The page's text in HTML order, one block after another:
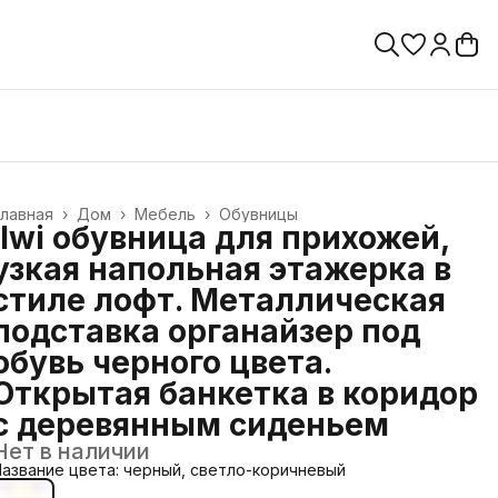
Обувницы
Мебель ›
Дом ›
›
обувница для прихожей,
напольная этажерка в
лофт. Металлическая
органайзер под
черного цвета.
банкетка в коридор
деревянным сиденьем
в наличии
цвета: черный, светло-коричневый